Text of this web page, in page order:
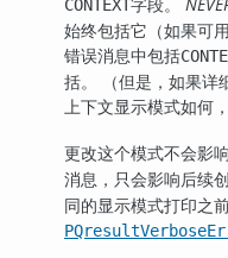
CONTEXT
始终包括它（如果可
错误消息中包括
括。 （但是，如果详
上下文显示模式如何
更改这个模式不会影
消息，只会影响后续
同的显示模式打印之